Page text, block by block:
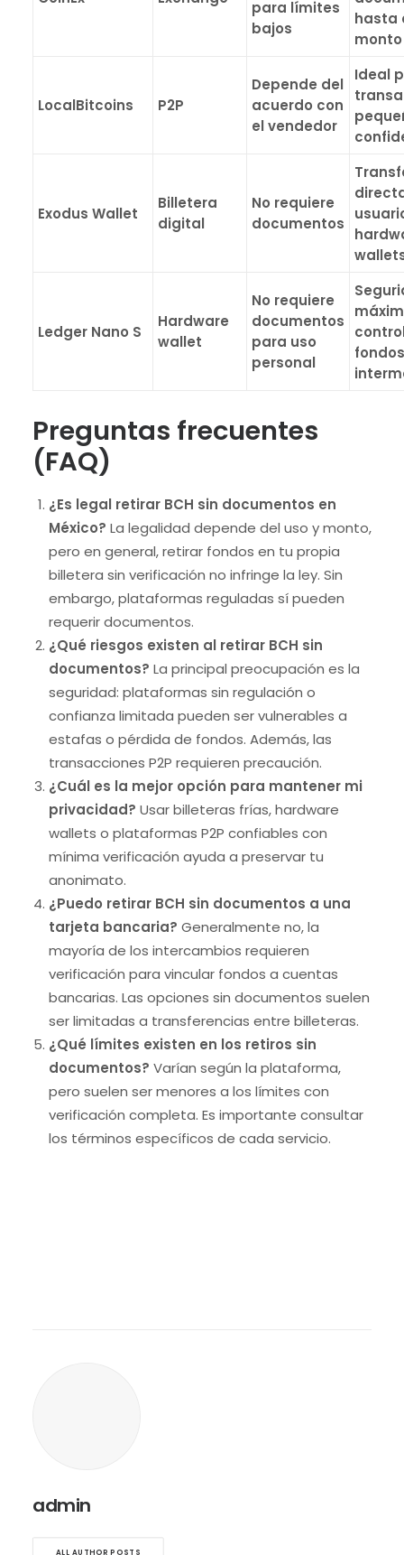
para límites
bajos
hasta
monto
LocalBitcoins P2P
Depende del
acuerdo con
el vendedor
Ideal
Exodus Wallet
Billetera
digital
No requiere
documentos
Ledger Nano S
Hardware
wallet
No requiere
documentos
para uso
personal
Preguntas frecuentes
(FAQ)
¿Es legal retirar BCH sin documentos en
México? La legalidad depende del uso y monto,
pero en general, retirar fondos en tu propia
billetera sin verificación no infringe la ley. Sin
embargo, plataformas reguladas sí pueden
requerir documentos.
¿Qué riesgos existen al retirar BCH sin
documentos? La principal preocupación es la
seguridad: plataformas sin regulación o
confianza limitada pueden ser vulnerables a
estafas o pérdida de fondos. Además, las
transacciones P2P requieren precaución.
¿Cuál es la mejor opción para mantener mi
privacidad? Usar billeteras frías, hardware
wallets o plataformas P2P confiables con
mínima verificación ayuda a preservar tu
anonimato.
¿Puedo retirar BCH sin documentos a una
tarjeta bancaria? Generalmente no, la
mayoría de los intercambios requieren
verificación para vincular fondos a cuentas
bancarias. Las opciones sin documentos suelen
ser limitadas a transferencias entre billeteras.
¿Qué límites existen en los retiros sin
documentos? Varían según la plataforma,
pero suelen ser menores a los límites con
verificación completa. Es importante consultar
los términos específicos de cada servicio.
admin